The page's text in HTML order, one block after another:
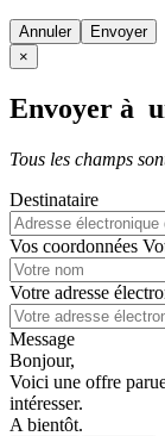
Annuler
×
Envoyer à
Tous les champs
Destinataire
Vos coordonnées
Votre adresse
Message
Bonjour,
Voici une offre
intéresser.
A bientôt.